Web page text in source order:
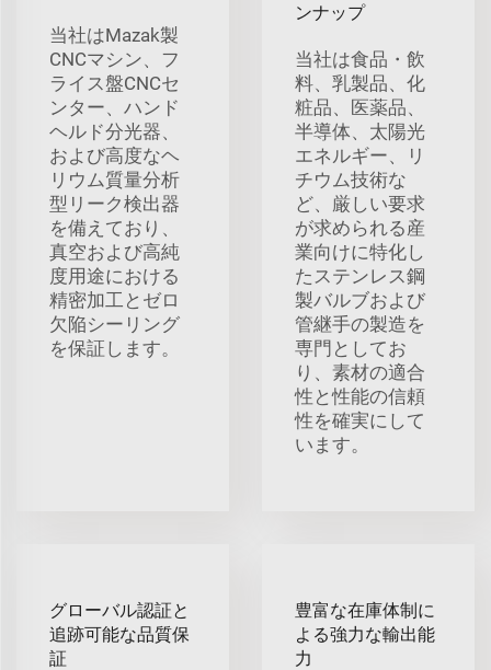
当社はMazak製
CNCマシン、フ
ライス盤CNCセ
ンター、ハンド
ヘルド分光器、
および高度なヘ
リウム質量分析
型リーク検出器
を備えており、
真空および高純
度用途における
精密加工とゼロ
欠陥シーリング
を保証します。
ンナップ
当社は食品・飲
料、乳製品、化
粧品、医薬品、
半導体、太陽光
エネルギー、リ
チウム技術な
ど、厳しい要求
が求められる産
業向けに特化し
たステンレス鋼
製バルブおよび
管継手の製造を
専門としてお
り、素材の適合
性と性能の信頼
性を確実にして
います。
グローバル認証と
追跡可能な品質保
証
豊富な在庫体制に
よる強力な輸出能
力